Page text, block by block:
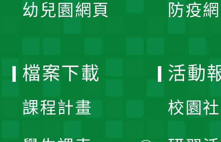
幼兒園網頁 防疫
檔案下載
課程計畫
活動
校園